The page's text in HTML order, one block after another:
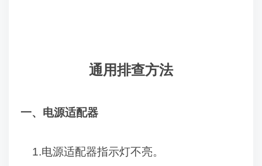
通用排查方法
一、电源适配器
1.电源适配器指示灯不亮。